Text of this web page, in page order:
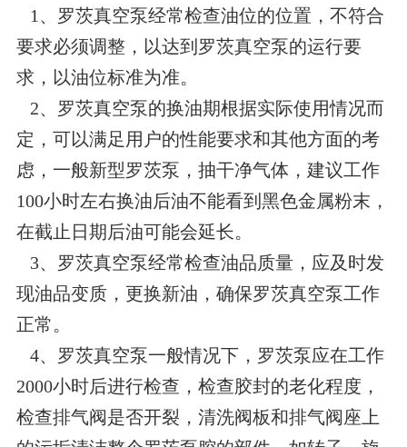
1、罗茨真空泵经常检查油位的位置，不符合
要求必须调整，以达到 罗茨真空泵的运行要
求，以油位标准为准。
2、 罗茨真空泵的换油期根据实际使用情况而
定，可以满足用户的性能要求和其他方面的考
虑，一般新型罗茨泵，抽干净气体，建议工作
100小时左右换油后油不能看到黑色金属粉末，
在截止日期后油可能会延长。
3、 罗茨真空泵经常检查油品质量，应及时发
现油品变质，更换新油，确保罗茨真空泵工作
正常。
4、 罗茨真空泵一般情况下，罗茨泵应在工作
2000小时后进行检查，检查胶封的老化程度，
检查排气阀是否开裂，清洗阀板和排气阀座上